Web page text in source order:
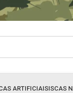
ARTIFICIAISISCAS